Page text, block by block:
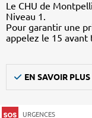
Le CHU de
Niveau 1.
Pour garantir une
appelez le 15 avant
EN SAVOIR PLUS
URGENCES